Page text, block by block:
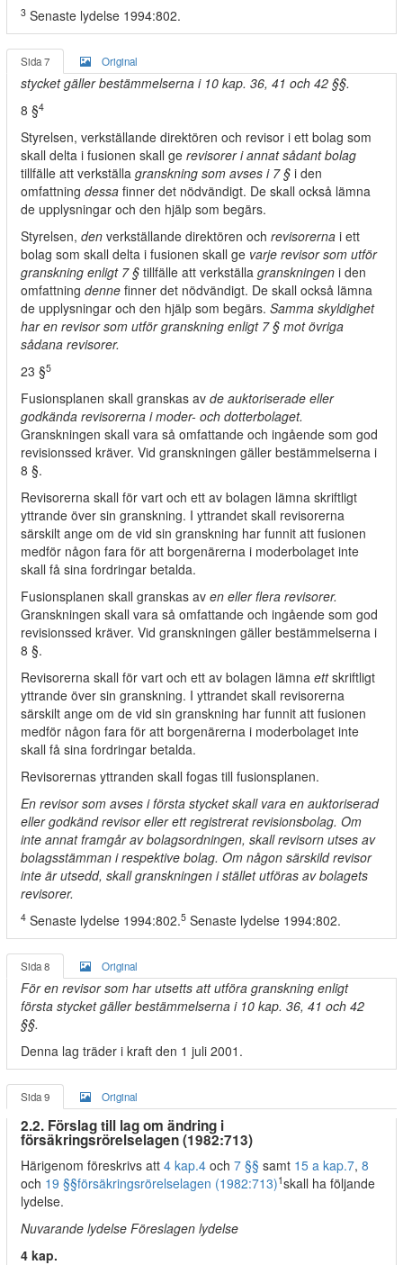
3 Senaste lydelse 1994:802.
Sida 7 Original
stycket gäller bestämmelserna i 10 kap. 36, 41 och 42 §§.
8 §4
Styrelsen, verkställande direktören och revisor i ett bolag som
skall delta i fusionen skall ge revisorer i annat sådant bolag
tillfälle att verkställa granskning som avses i 7 § i den
omfattning dessa finner det nödvändigt. De skall också lämna
de upplysningar och den hjälp som begärs.
Styrelsen, den verkställande direktören och revisorerna i ett
bolag som skall delta i fusionen skall ge varje revisor som utför
granskning enligt 7 § tillfälle att verkställa granskningen i den
omfattning denne finner det nödvändigt. De skall också lämna
de upplysningar och den hjälp som begärs. Samma skyldighet
har en revisor som utför granskning enligt 7 § mot övriga
sådana revisorer.
23 §5
Fusionsplanen skall granskas av de auktoriserade eller
godkända revisorerna i moder- och dotterbolaget.
Granskningen skall vara så omfattande och ingående som god
revisionssed kräver. Vid granskningen gäller bestämmelserna i
8 §.
Revisorerna skall för vart och ett av bolagen lämna skriftligt
yttrande över sin granskning. I yttrandet skall revisorerna
särskilt ange om de vid sin granskning har funnit att fusionen
medför någon fara för att borgenärerna i moderbolaget inte
skall få sina fordringar betalda.
Fusionsplanen skall granskas av en eller flera revisorer.
Granskningen skall vara så omfattande och ingående som god
revisionssed kräver. Vid granskningen gäller bestämmelserna i
8 §.
Revisorerna skall för vart och ett av bolagen lämna ettskriftligt
yttrande över sin granskning. I yttrandet skall revisorerna
särskilt ange om de vid sin granskning har funnit att fusionen
medför någon fara för att borgenärerna i moderbolaget inte
skall få sina fordringar betalda.
Revisorernas yttranden skall fogas till fusionsplanen.
En revisor som avses i första stycket skall vara en auktoriserad
eller godkänd revisor eller ett registrerat revisionsbolag. Om
inte annat framgår av bolagsordningen, skall revisorn utses av
bolagsstämman i respektive bolag. Om någon särskild revisor
inte är utsedd, skall granskningen i stället utföras av bolagets
revisorer.
4 Senaste lydelse 1994:802.5 Senaste lydelse 1994:802.
Sida 8 Original
För en revisor som har utsetts att utföra granskning enligt
första stycket gäller bestämmelserna i 10 kap. 36, 41 och 42
§§.
Denna lag träder i kraft den 1 juli 2001.
Sida 9 Original
2.2. Förslag till lag om ändring i
försäkringsrörelselagen (1982:713)
Härigenom föreskrivs att 4 kap.4 och 7 §§ samt 15 a kap.7, 8
och 19 §§försäkringsrörelselagen (1982:713)1skall ha följande
lydelse.
Nuvarande lydelse Föreslagen lydelse
4 kap.